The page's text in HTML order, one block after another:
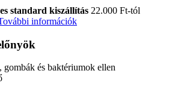
standard kiszállítás 22.000 Ft-tól
információk
és baktériumok ellen